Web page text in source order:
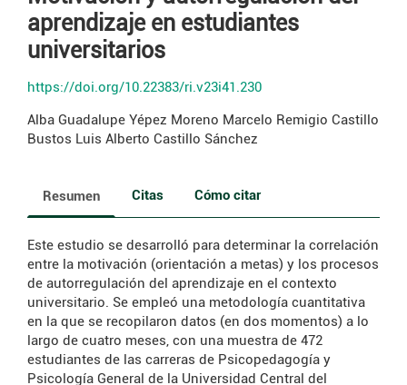
aprendizaje en estudiantes
universitarios
https://doi.org/10.22383/ri.v23i41.230
Alba Guadalupe Yépez Moreno Marcelo Remigio Castillo
Bustos Luis Alberto Castillo Sánchez
Resumen Citas Cómo citar
Este estudio se desarrolló para determinar la correlación
entre la motivación (orientación a metas) y los procesos
de autorregulación del aprendizaje en el contexto
universitario. Se empleó una metodología cuantitativa
en la que se recopilaron datos (en dos momentos) a lo
largo de cuatro meses, con una muestra de 472
estudiantes de las carreras de Psicopedagogía y
Psicología General de la Universidad Central del